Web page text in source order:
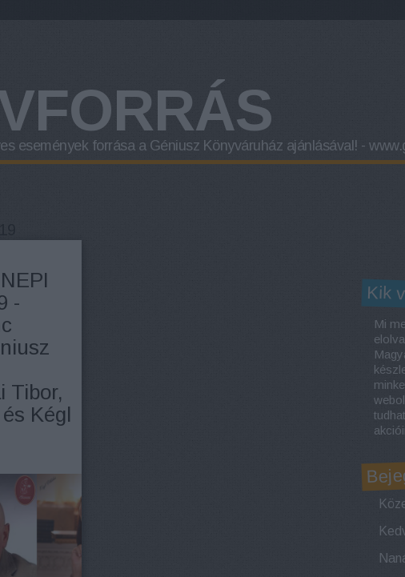
események forrása a Géniusz Könyváruház ajánlásával! -
-
Tibor,
Kégl
Kik
Mi